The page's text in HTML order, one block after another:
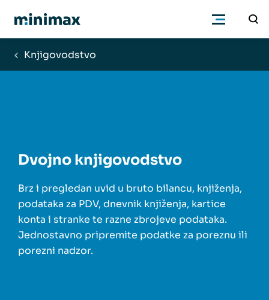
Poduzetnici
Cjenik
Podrška
Znanje
Knjigovodstvo
Dvojno knjigovodstvo
Brz i pregledan uvid u bruto bilancu, knjiženja,
podataka za PDV, dnevnik knjiženja, kartice
konta i stranke te razne zbrojeve podataka.
Jednostavno pripremite podatke za poreznu ili
porezni nadzor.